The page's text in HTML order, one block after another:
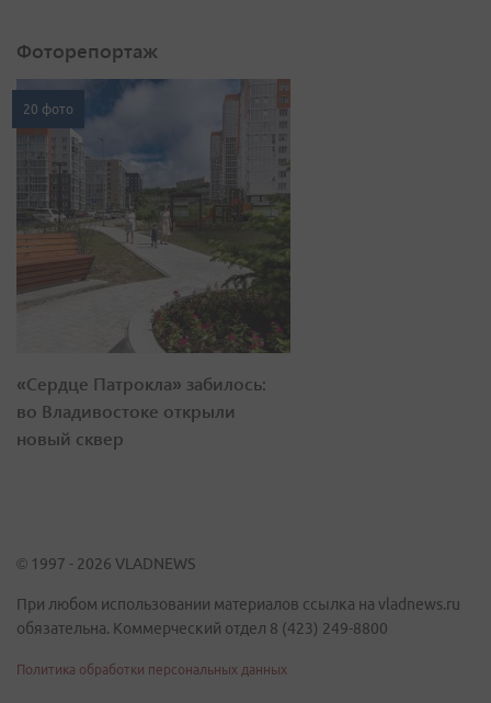
Фоторепортаж
20 фото
«Сердце Патрокла» забилось:
во Владивостоке открыли
новый сквер
© 1997 - 2026 VLADNEWS
При любом использовании материалов ссылка на vladnews.ru
обязательна. Коммерческий отдел 8 (423) 249-8800
Политика обработки персональных данных